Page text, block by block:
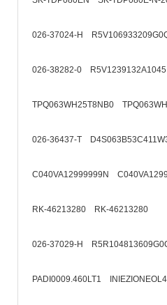
026-37024-H
026-38282-0 R5V1239132A1045
TPQ063WH25T8NB0
026-36437-T
C040VA12999999N
RK-46213280 RK-46213280
026-37029-H
PADI0009.460LT1